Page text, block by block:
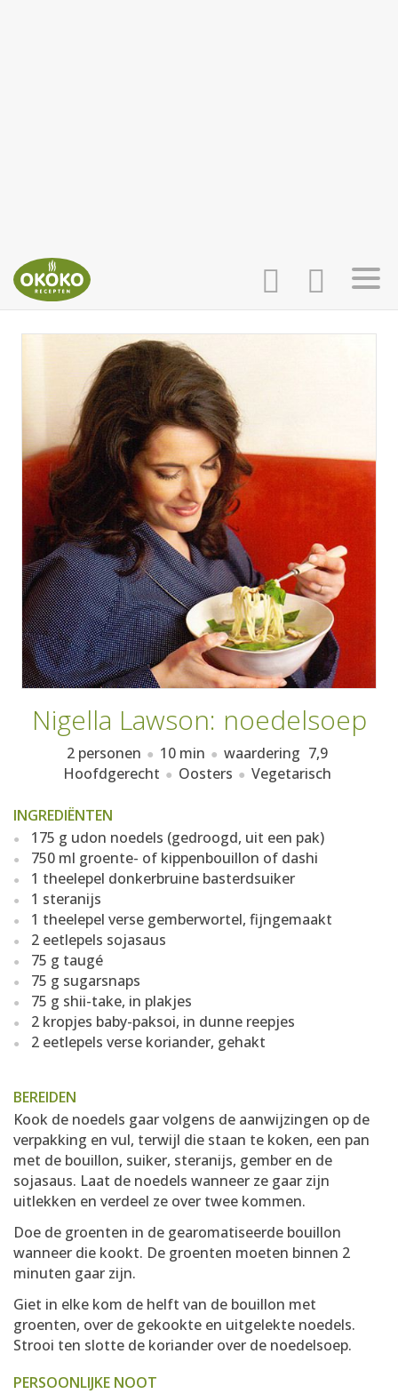
AANMELDEN
HOME
RECEPTEN
WEEKMENU'S
KOOKBOEKEN
Nigella Lawson: noedelsoep
2 personen 10 min waardering 7,9
Hoofdgerecht
Oosters Vegetarisch
INGREDIËNTEN
175 g udon noedels (gedroogd, uit een pak)
750 ml groente- of kippenbouillon of dashi
1 theelepel donkerbruine basterdsuiker
1 steranijs
1 theelepel verse gemberwortel, fijngemaakt
2 eetlepels sojasaus
75 g taugé
75 g sugarsnaps
75 g shii-take, in plakjes
2 kropjes baby-paksoi, in dunne reepjes
2 eetlepels verse koriander, gehakt
BEREIDEN
Kook de noedels gaar volgens de aanwijzingen op de
verpakking en vul, terwijl die staan te koken, een pan
met de bouillon, suiker, steranijs, gember en de
sojasaus. Laat de noedels wanneer ze gaar zijn
uitlekken en verdeel ze over twee kommen.
Doe de groenten in de gearomatiseerde bouillon
wanneer die kookt. De groenten moeten binnen 2
minuten gaar zijn.
Giet in elke kom de helft van de bouillon met
groenten, over de gekookte en uitgelekte noedels.
Strooi ten slotte de koriander over de noedelsoep.
PERSOONLIJKE NOOT